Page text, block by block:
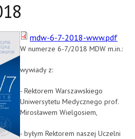
mdw-6-7-2018-www.pdf
W numerze 6-7/2018 MDW m.in.:
wywiady z:
- Rektorem Warszawskiego
Uniwersytetu Medycznego prof.
Mirosławem Wielgosiem,
- byłym Rektorem naszej Uczelni